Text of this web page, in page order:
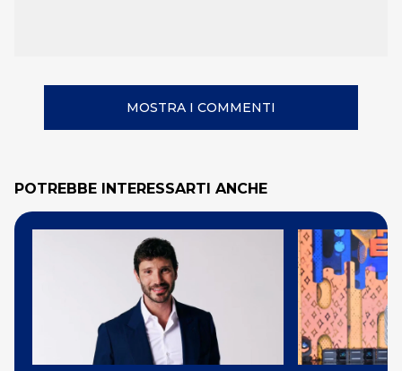
MOSTRA I COMMENTI
POTREBBE INTERESSARTI ANCHE